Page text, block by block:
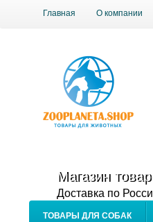
Главная О компании
Магазин
Доставка по
ТОВАРЫ ДЛЯ СОБАК